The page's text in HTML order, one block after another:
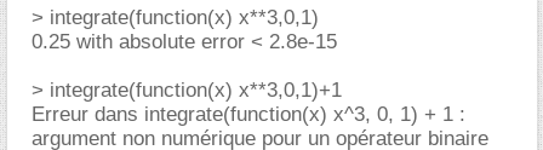
> integrate(function(x) x**3,0,1)
0.25 with absolute error < 2.8e-15
> integrate(function(x) x**3,0,1)+1
Erreur dans integrate(function(x) x^3, 0, 1) + 1 :
argument non numérique pour un opérateur binaire